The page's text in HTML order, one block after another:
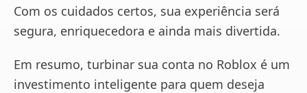
Com os cuidados certos, sua experiência será
segura, enriquecedora e ainda mais divertida.
Em resumo, turbinar sua conta no Roblox é um
investimento inteligente para quem deseja